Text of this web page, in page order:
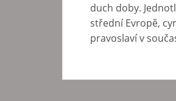
duch doby.
střední Evropě,
pravoslaví v